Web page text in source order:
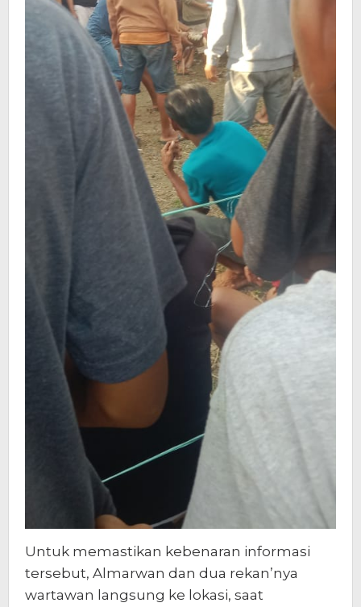
Untuk memastikan kebenaran informasi
tersebut, Almarwan dan dua rekan’nya
wartawan langsung ke lokasi, saat